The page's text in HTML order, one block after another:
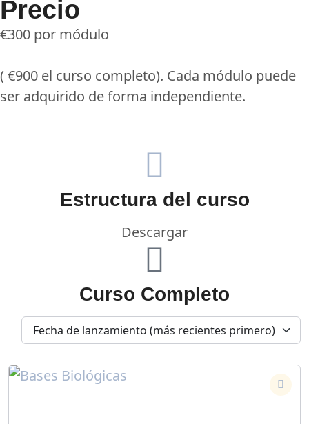
Precio
€300 por módulo
( €900 el curso completo). Cada módulo puede
ser adquirido de forma independiente.
Estructura del curso
Descargar
Curso Completo